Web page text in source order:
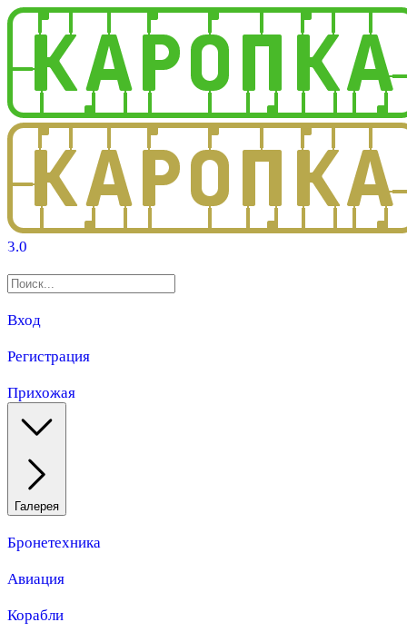
3.0
Вход
Регистрация
Прихожая
Галерея
Бронетехника
Авиация
Корабли